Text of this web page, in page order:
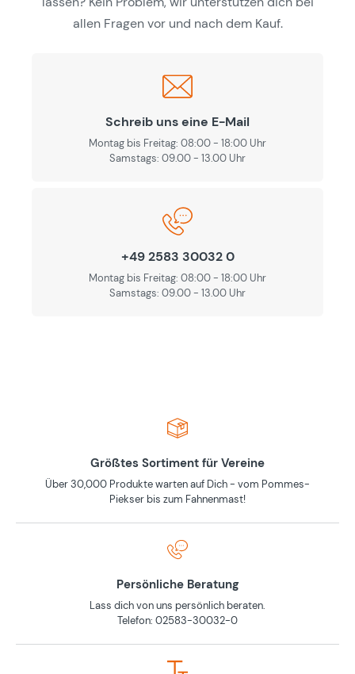
allen Fragen vor und nach dem Kauf.
Schreib uns eine E-Mail
Montag bis Freitag: 08:00 - 18:00 Uhr
Samstags: 09.00 - 13.00 Uhr
+49 2583 30032 0
Montag bis Freitag: 08:00 - 18:00 Uhr
Samstags: 09.00 - 13.00 Uhr
Größtes Sortiment für Vereine
Über 30,000 Produkte warten auf Dich - vom Pommes-
Piekser bis zum Fahnenmast!
Persönliche Beratung
Lass dich von uns persönlich beraten.
Telefon: 02583-30032-0